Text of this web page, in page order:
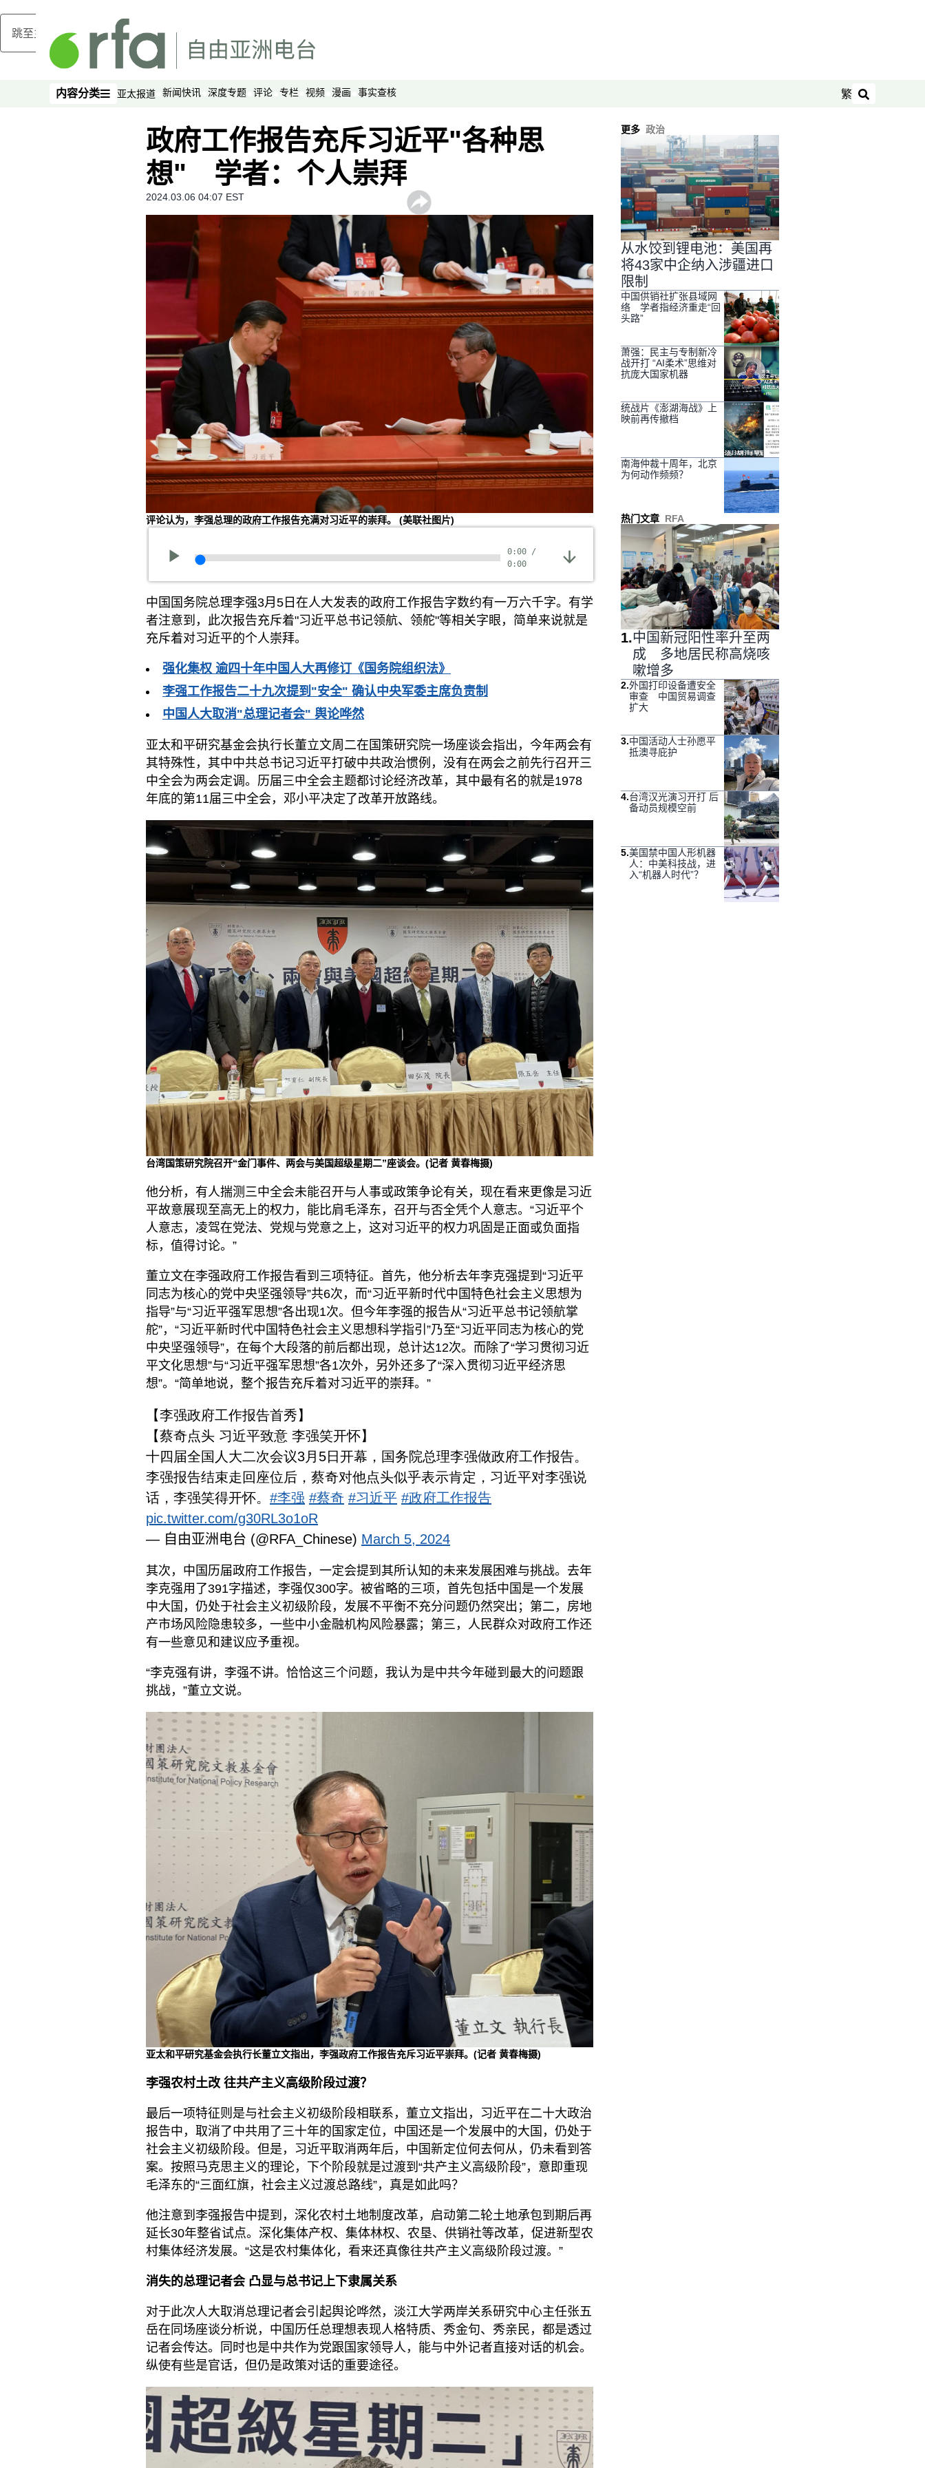
跳至主内容
内容分类
内容分类 亚太报道 新闻快讯 深度专题 评论 专栏 视频 漫画 事实查核 繁
搜索
政府工作报告充斥习近平"各种思
想" 学者：个人崇拜
2024.03.06 04:07 EST
评论认为，李强总理的政府工作报告充满对习近平的崇拜。 (美联社图片)
0:00 /
0:00
中国国务院总理李强3月5日在人大发表的政府工作报告字数约有一万六千字。有学
者注意到，此次报告充斥着"习近平总书记领航、领舵"等相关字眼，简单来说就是
充斥着对习近平的个人崇拜。
强化集权 逾四十年中国人大再修订《国务院组织法》
李强工作报告二十九次提到"安全" 确认中央军委主席负责制
中国人大取消"总理记者会" 舆论哗然
亚太和平研究基金会执行长董立文周二在国策研究院一场座谈会指出，今年两会有
其特殊性，其中中共总书记习近平打破中共政治惯例，没有在两会之前先行召开三
中全会为两会定调。历届三中全会主题都讨论经济改革，其中最有名的就是1978
年底的第11届三中全会，邓小平决定了改革开放路线。
台湾国策研究院召开“金门事件、两会与美国超级星期二”座谈会。(记者 黄春梅摄)
他分析，有人揣测三中全会未能召开与人事或政策争论有关，现在看来更像是习近
平故意展现至高无上的权力，能比肩毛泽东，召开与否全凭个人意志。“习近平个
人意志，凌驾在党法、党规与党意之上，这对习近平的权力巩固是正面或负面指
标，值得讨论。”
董立文在李强政府工作报告看到三项特征。首先，他分析去年李克强提到“习近平
同志为核心的党中央坚强领导”共6次，而“习近平新时代中国特色社会主义思想为
指导”与“习近平强军思想”各出现1次。但今年李强的报告从“习近平总书记领航掌
舵”，“习近平新时代中国特色社会主义思想科学指引”乃至“习近平同志为核心的党
中央坚强领导”，在每个大段落的前后都出现，总计达12次。而除了“学习贯彻习近
平文化思想”与“习近平强军思想”各1次外，另外还多了“深入贯彻习近平经济思
想”。“简单地说，整个报告充斥着对习近平的崇拜。”
【李强政府工作报告首秀】
【蔡奇点头 习近平致意 李强笑开怀】
十四届全国人大二次会议3月5日开幕，国务院总理李强做政府工作报告。
李强报告结束走回座位后，蔡奇对他点头似乎表示肯定，习近平对李强说
话，李强笑得开怀。 #李强 #蔡奇 #习近平 #政府工作报告
pic.twitter.com/g30RL3o1oR
— 自由亚洲电台 (@RFA_Chinese) March 5, 2024
其次，中国历届政府工作报告，一定会提到其所认知的未来发展困难与挑战。去年
李克强用了391字描述，李强仅300字。被省略的三项，首先包括中国是一个发展
中大国，仍处于社会主义初级阶段，发展不平衡不充分问题仍然突出；第二，房地
产市场风险隐患较多，一些中小金融机构风险暴露；第三，人民群众对政府工作还
有一些意见和建议应予重视。
“李克强有讲，李强不讲。恰恰这三个问题，我认为是中共今年碰到最大的问题跟
挑战，”董立文说。
亚太和平研究基金会执行长董立文指出，李强政府工作报告充斥习近平崇拜。(记者 黄春梅摄)
李强农村土改 往共产主义高级阶段过渡？
最后一项特征则是与社会主义初级阶段相联系，董立文指出，习近平在二十大政治
报告中，取消了中共用了三十年的国家定位，中国还是一个发展中的大国，仍处于
社会主义初级阶段。但是，习近平取消两年后，中国新定位何去何从，仍未看到答
案。按照马克思主义的理论，下个阶段就是过渡到“共产主义高级阶段”，意即重现
毛泽东的“三面红旗，社会主义过渡总路线”，真是如此吗？
他注意到李强报告中提到，深化农村土地制度改革，启动第二轮土地承包到期后再
延长30年整省试点。深化集体产权、集体林权、农垦、供销社等改革，促进新型农
村集体经济发展。“这是农村集体化，看来还真像往共产主义高级阶段过渡。”
消失的总理记者会 凸显与总书记上下隶属关系
对于此次人大取消总理记者会引起舆论哗然，淡江大学两岸关系研究中心主任张五
岳在同场座谈分析说，中国历任总理想表现人格特质、秀金句、秀亲民，都是透过
记者会传达。同时也是中共作为党跟国家领导人，能与中外记者直接对话的机会。
纵使有些是官话，但仍是政策对话的重要途径。
更多 政治
从水饺到锂电池：美国再
将43家中企纳入涉疆进口
限制
中国供销社扩张县域网
络 学者指经济重走“回
头路”
萧强：民主与专制新冷
战开打 “AI柔术”思维对
抗庞大国家机器
统战片《澎湖海战》上
映前再传撤档
南海仲裁十周年，北京
为何动作频频？
热门文章 RFA
1.中国新冠阳性率升至两
成 多地居民称高烧咳
嗽增多
2.外国打印设备遭安全
审查 中国贸易调查
扩大
3.中国活动人士孙愿平
抵澳寻庇护
4.台湾汉光演习开打 后
备动员规模空前
5.美国禁中国人形机器
人：中美科技战，进
入“机器人时代”？